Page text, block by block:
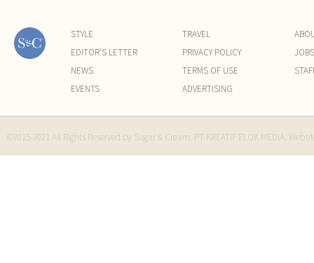
STYLE
EDITOR'S LETTER
NEWS
EVENTS
TRAVEL
PRIVACY POLICY
TERMS OF USE
ADVERTISING
JOBS
©2015-2021 All Rights Reserved by Sugar & Cream. PT KREATIF ELOK MEDIA.